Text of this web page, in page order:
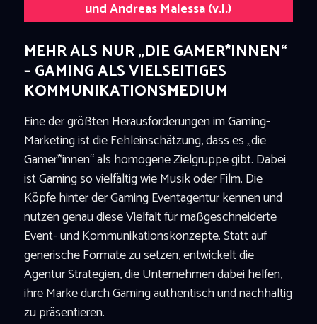
und Andreas Malessa (v.l.)
MEHR ALS NUR „DIE GAMER*INNEN“
– GAMING ALS VIELSEITIGES
KOMMUNIKATIONSMEDIUM
Eine der größten Herausforderungen im Gaming-
Marketing ist die Fehleinschätzung, dass es „die
Gamer*innen“ als homogene Zielgruppe gibt. Dabei
ist Gaming so vielfältig wie Musik oder Film. Die
Köpfe hinter der Gaming Eventagentur kennen und
nutzen genau diese Vielfalt für maßgeschneiderte
Event- und Kommunikationskonzepte. Statt auf
generische Formate zu setzen, entwickelt die
Agentur Strategien, die Unternehmen dabei helfen,
ihre Marke durch Gaming authentisch und nachhaltig
zu präsentieren.